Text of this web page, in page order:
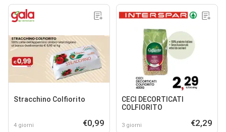
Stracchino Colfiorito
4 giorni €0,99
CECI DECORTICATI
COLFIORITO
3 giorni €2,29